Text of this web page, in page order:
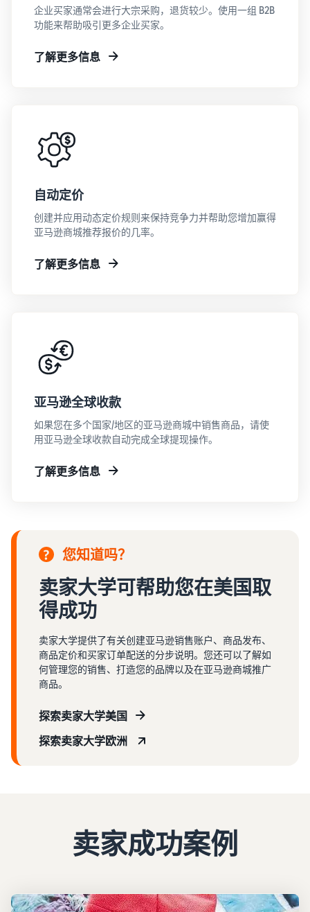
企业买家通常会进行大宗采购，退货较少。使用一组 B2B
功能来帮助吸引更多企业买家。
了解更多信息
自动定价
创建并应用动态定价规则来保持竞争力并帮助您增加赢得
亚马逊商城推荐报价的几率。
了解更多信息
亚马逊全球收款
如果您在多个国家/地区的亚马逊商城中销售商品，请使
用亚马逊全球收款自动完成全球提现操作。
了解更多信息
您知道吗？
卖家大学可帮助您在美国取
得成功
卖家大学提供了有关创建亚马逊销售账户、商品发布、
商品定价和买家订单配送的分步说明。您还可以了解如
何管理您的销售、打造您的品牌以及在亚马逊商城推广
商品。
探索卖家大学美国
探索卖家大学欧洲
卖家成功案例